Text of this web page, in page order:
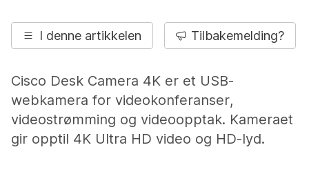
I denne artikkelen Tilbakemelding?
Cisco Desk Camera 4K er et USB-
webkamera for videokonferanser,
videostrømming og videoopptak. Kameraet
gir opptil 4K Ultra HD video og HD-lyd.